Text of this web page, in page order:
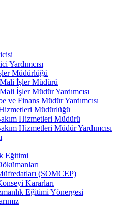
Yardımcısı
Müdürlüğü
İşler Müdürü
İşler Müdür Yardımcısı
ve Finans Müdür Yardımcısı
Müdürlüğü
Hizmetleri Müdürü
Hizmetleri Müdür Yardımcısı
Eğitimi
(SOMCEP)
Kararları
Eğitimi Yönergesi